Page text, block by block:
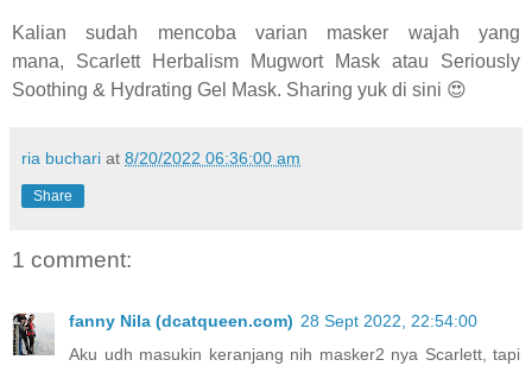
Kalian sudah mencoba varian masker wajah yang
mana, Scarlett Herbalism Mugwort Mask atau Seriously
Soothing & Hydrating Gel Mask. Sharing yuk di sini 😍
ria buchari at 8/20/2022 06:36:00 am
Share
1 comment:
fanny Nila (dcatqueen.com) 28 Sept 2022, 22:54:00
Aku udh masukin keranjang nih masker2 nya Scarlett, tapi